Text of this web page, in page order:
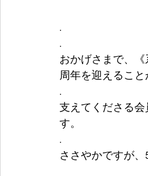
.
.
おかげさまで、《
周年を迎えること
.
支えてくださる
す。
.
ささやかですが